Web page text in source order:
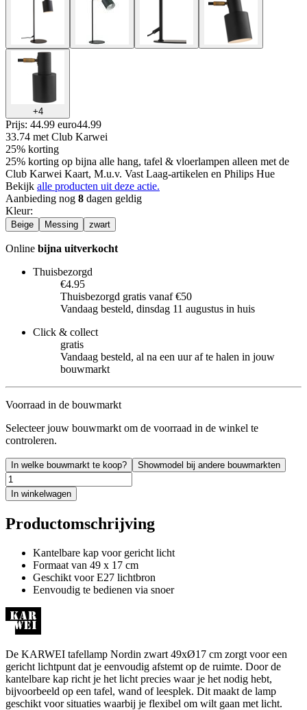
+4
Prijs: 44.99 euro44.99
33.74 met Club Karwei
25% korting
25% korting op bijna alle hang, tafel & vloerlampen alleen met de
Club Karwei Kaart, M.u.v. Vast Laag-artikelen en Philips Hue
Bekijk alle producten uit deze actie.
Aanbieding nog 8 dagen geldig
Kleur:
Beige Messing zwart
Online bijna uitverkocht
Thuisbezorgd
€4.95
Thuisbezorgd gratis vanaf €50
Vandaag besteld, dinsdag 11 augustus in huis
Click & collect
gratis
Vandaag besteld, al na een uur af te halen in jouw
bouwmarkt
Voorraad in de bouwmarkt
Selecteer jouw bouwmarkt om de voorraad in de winkel te
controleren.
In welke bouwmarkt te koop? Showmodel bij andere bouwmarkten
In winkelwagen
Productomschrijving
Kantelbare kap voor gericht licht
Formaat van 49 x 17 cm
Geschikt voor E27 lichtbron
Eenvoudig te bedienen via snoer
De KARWEI tafellamp Nordin zwart 49xØ17 cm zorgt voor een
gericht lichtpunt dat je eenvoudig afstemt op de ruimte. Door de
kantelbare kap richt je het licht precies waar je het nodig hebt,
bijvoorbeeld op een tafel, wand of leesplek. Dit maakt de lamp
geschikt voor situaties waarbij je flexibel om wilt gaan met licht.